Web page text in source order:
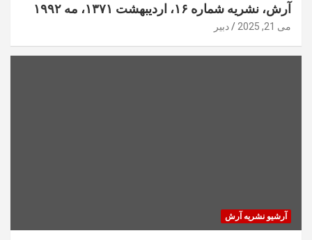
آرش، نشریه شماره ۱۶، اردیبهشت ۱۳۷۱، مه ۱۹۹۲
می 21, 2025 دبیر
آرشیو نشریه آرش